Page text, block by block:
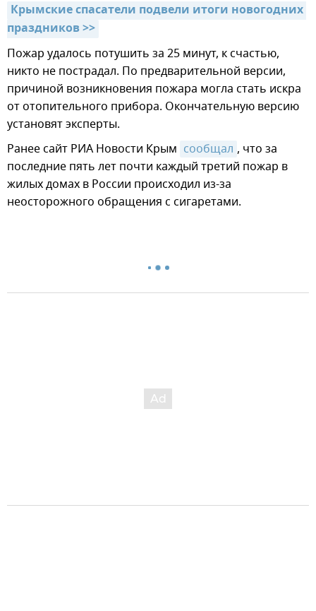
Крымские спасатели подвели итоги новогодних
праздников >>
Пожар удалось потушить за 25 минут, к счастью,
никто не пострадал. По предварительной версии,
причиной возникновения пожара могла стать искра
от отопительного прибора. Окончательную версию
установят эксперты.
Ранее сайт РИА Новости Крым сообщал , что за
последние пять лет почти каждый третий пожар в
жилых домах в России происходил из-за
неосторожного обращения с сигаретами.